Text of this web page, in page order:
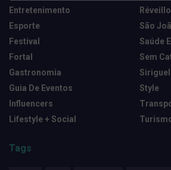
Entretenimento
Esporte
Festival
Fortal
Gastronomia
Guia De Eventos
Influencers
Lifestyle + Social
São
Saúde
Sem
Style
Tags